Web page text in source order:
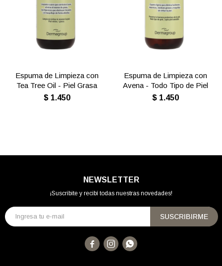
Espuma de Limpieza con
Tea Tree Oil - Piel Grasa
$ 1.450
Espuma de Limpieza con
Avena - Todo Tipo de Piel
$ 1.450
NEWSLETTER
¡Suscribite y recibí todas nuestras novedades!
SUSCRIBIRME
  